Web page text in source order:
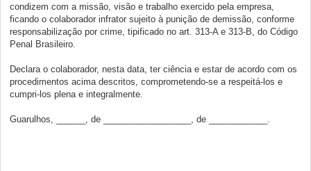
condizem com a missão, visão e trabalho exercido pela empresa,
ficando o colaborador infrator sujeito à punição de demissão, conforme
responsabilização por crime, tipificado no art. 313-A e 313-B, do Código
Penal Brasileiro.
Declara o colaborador, nesta data, ter ciência e estar de acordo com os
procedimentos acima descritos, comprometendo-se a respeitá-los e
cumpri-los plena e integralmente.
Guarulhos, ______, de __________________, de ____________.